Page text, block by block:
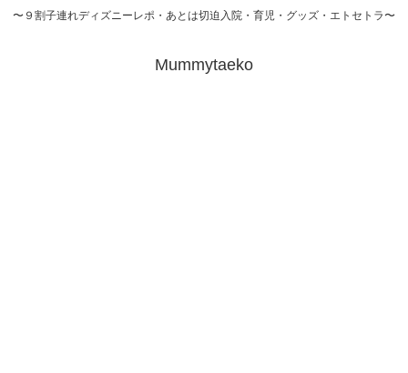
〜９割子連れディズニーレポ・あとは切迫入院・育児・グッズ・エトセトラ〜
Mummytaeko